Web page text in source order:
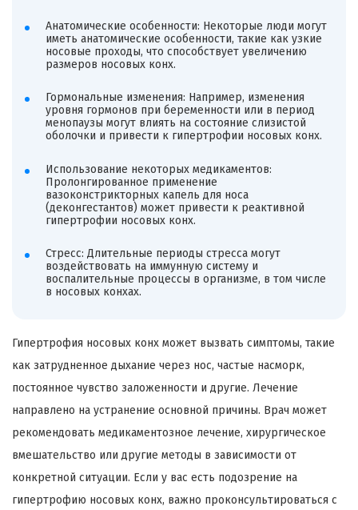
Анатомические особенности: Некоторые люди могут
иметь анатомические особенности, такие как узкие
носовые проходы, что способствует увеличению
размеров носовых конх.
Гормональные изменения: Например, изменения
уровня гормонов при беременности или в период
менопаузы могут влиять на состояние слизистой
оболочки и привести к гипертрофии носовых конх.
Использование некоторых медикаментов:
Пролонгированное применение
вазоконстрикторных капель для носа
(деконгестантов) может привести к реактивной
гипертрофии носовых конх.
Стресс: Длительные периоды стресса могут
воздействовать на иммунную систему и
воспалительные процессы в организме, в том числе
в носовых конхах.
Гипертрофия носовых конх может вызвать симптомы, такие
как затрудненное дыхание через нос, частые насморк,
постоянное чувство заложенности и другие. Лечение
направлено на устранение основной причины. Врач может
рекомендовать медикаментозное лечение, хирургическое
вмешательство или другие методы в зависимости от
конкретной ситуации. Если у вас есть подозрение на
гипертрофию носовых конх, важно проконсультироваться с